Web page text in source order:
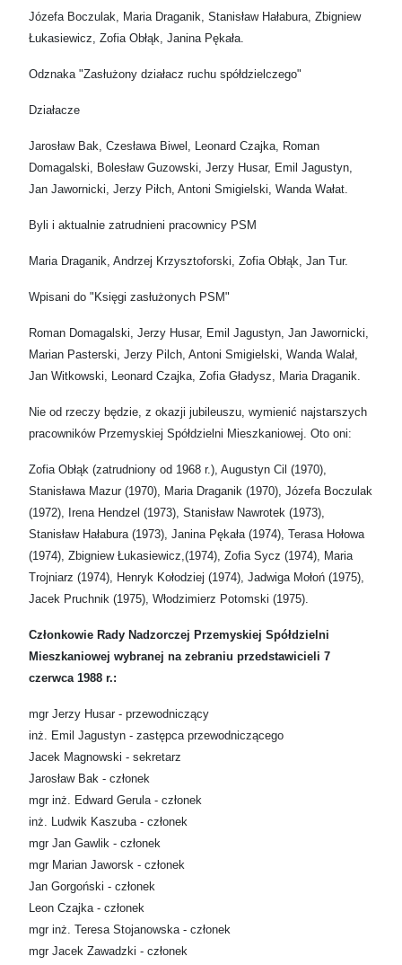
Józefa Boczulak, Maria Draganik, Stanisław Hałabura, Zbigniew
Łukasiewicz, Zofia Obłąk, Janina Pękała.
Odznaka "Zasłużony działacz ruchu spółdzielczego"
Działacze
Jarosław Bak, Czesława Biwel, Leonard Czajka, Roman
Domagalski, Bolesław Guzowski, Jerzy Husar, Emil Jagustyn,
Jan Jawornicki, Jerzy Piłch, Antoni Smigielski, Wanda Wałat.
Byli i aktualnie zatrudnieni pracownicy PSM
Maria Draganik, Andrzej Krzysztoforski, Zofia Obłąk, Jan Tur.
Wpisani do "Księgi zasłużonych PSM"
Roman Domagalski, Jerzy Husar, Emil Jagustyn, Jan Jawornicki,
Marian Pasterski, Jerzy Pilch, Antoni Smigielski, Wanda Walał,
Jan Witkowski, Leonard Czajka, Zofia Gładysz, Maria Draganik.
Nie od rzeczy będzie, z okazji jubileuszu, wymienić najstarszych
pracowników Przemyskiej Spółdzielni Mieszkaniowej. Oto oni:
Zofia Obłąk (zatrudniony od 1968 r.), Augustyn Cil (1970),
Stanisława Mazur (1970), Maria Draganik (1970), Józefa Boczulak
(1972), Irena Hendzel (1973), Stanisław Nawrotek (1973),
Stanisław Hałabura (1973), Janina Pękała (1974), Terasa Hołowa
(1974), Zbigniew Łukasiewicz,(1974), Zofia Sycz (1974), Maria
Trojniarz (1974), Henryk Kołodziej (1974), Jadwiga Mołoń (1975),
Jacek Pruchnik (1975), Włodzimierz Potomski (1975).
Członkowie Rady Nadzorczej Przemyskiej Spółdzielni
Mieszkaniowej wybranej na zebraniu przedstawicieli 7
czerwca 1988 r.:
mgr Jerzy Husar - przewodniczący
inż. Emil Jagustyn - zastępca przewodniczącego
Jacek Magnowski - sekretarz
Jarosław Bak - członek
mgr inż. Edward Gerula - członek
inż. Ludwik Kaszuba - członek
mgr Jan Gawlik - członek
mgr Marian Jaworsk - członek
Jan Gorgoński - członek
Leon Czajka - członek
mgr inż. Teresa Stojanowska - członek
mgr Jacek Zawadzki - członek